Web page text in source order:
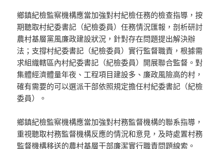
鄉鎮紀檢監察機構應當加強對村紀檢任務的檢查指導，按
期聽取村紀委書記（紀檢委員）任務情況匯報，剖析研討
農村基層黨風廉政建設狀況，針對存在問題提出解決辦
法；支撐村紀委書記（紀檢委員）實行監督職責，根據需
求組織轄區內村紀委書記（紀檢委員）開展聯合監督。對
集體經濟體量年夜、工程項目建設多、廉政風險高的村，
確有需要的可以選派干部依照規定擔任村紀委書記（紀檢
委員）。
鄉鎮紀檢監察機構應當加強對村務監督機構的聯系指導，
重視聽取村務監督機構反應的情況和意見，及時處置村務
監督機構移送的農村基層干部廉潔實行職責問題線索。